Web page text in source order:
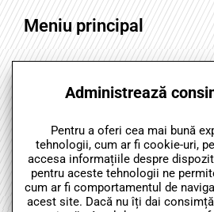
Meniu principal
Produse
Stupina IGNA
Noutati
Contact
Administrează
Pentru a oferi cea mai bună
tehnologii, cum ar fi cookie-uri,
accesa informațiile despre
pentru aceste tehnologii ne
cum ar fi comportamentul de
acest site. Dacă nu îți dai